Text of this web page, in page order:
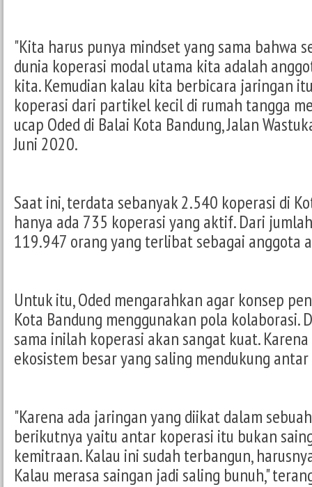
"Kita harus punya mindset yang sama bahwa
dunia koperasi modal utama kita adalah
kita. Kemudian kalau kita berbicara jaringan
koperasi dari partikel kecil di rumah tangga
ucap Oded di Balai Kota Bandung, Jalan
Juni 2020.
Saat ini, terdata sebanyak 2.540 koperasi di
hanya ada 735 koperasi yang aktif. Dari
119.947 orang yang terlibat sebagai anggota
Untuk itu, Oded mengarahkan agar konsep
Kota Bandung menggunakan pola kolaborasi.
sama inilah koperasi akan sangat kuat.
ekosistem besar yang saling mendukung
"Karena ada jaringan yang diikat dalam
berikutnya yaitu antar koperasi itu bukan
kemitraan. Kalau ini sudah terbangun,
Kalau merasa saingan jadi saling bunuh,"